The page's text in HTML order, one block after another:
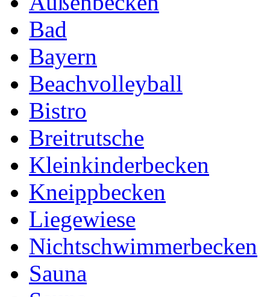
Bad
Bayern
Beachvolleyball
Bistro
Breitrutsche
Kleinkinderbecken
Kneippbecken
Liegewiese
Nichtschwimmerbecken
Sauna